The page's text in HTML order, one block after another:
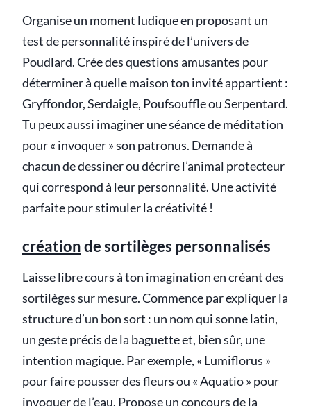
Organise un moment ludique en proposant un
test de personnalité inspiré de l’univers de
Poudlard. Crée des questions amusantes pour
déterminer à quelle maison ton invité appartient :
Gryffondor, Serdaigle, Poufsouffle ou Serpentard.
Tu peux aussi imaginer une séance de méditation
pour « invoquer » son patronus. Demande à
chacun de dessiner ou décrire l’animal protecteur
qui correspond à leur personnalité. Une activité
parfaite pour stimuler la créativité !
créationde sortilèges personnalisés
Laisse libre cours à ton imagination en créant des
sortilèges sur mesure. Commence par expliquer la
structure d’un bon sort : un nom qui sonne latin,
un geste précis de la baguette et, bien sûr, une
intention magique. Par exemple, « Lumiflorus »
pour faire pousser des fleurs ou « Aquatio » pour
invoquer de l’eau. Propose un concours de la